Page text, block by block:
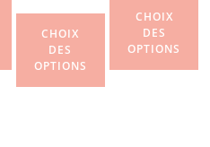
CHOIX
DES
OPTIONS
CHOIX
DES
OPTIONS